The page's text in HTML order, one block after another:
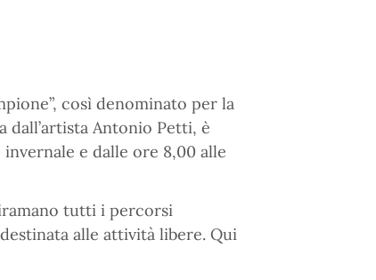
così denominato per la
dall’artista Antonio Petti, è
e dalle ore 8,00 alle
tutti i percorsi
alle attività libere. Qui